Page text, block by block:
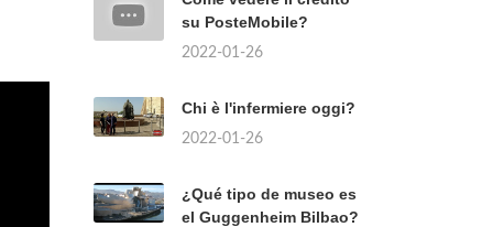
su PosteMobile?
2022-01-26
Chi è l'infermiere oggi?
2022-01-26
¿Qué tipo de museo es
el Guggenheim Bilbao?